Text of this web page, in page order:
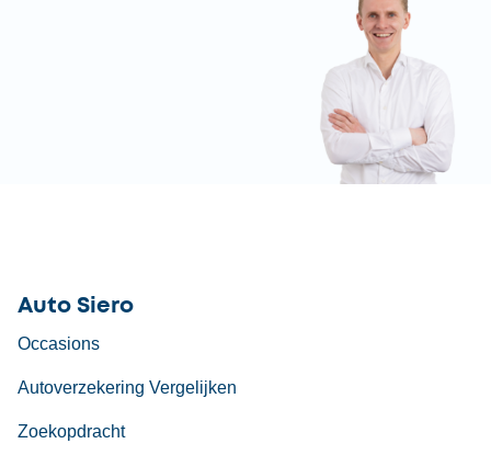
Auto Siero
Occasions
Autoverzekering Vergelijken
Zoekopdracht